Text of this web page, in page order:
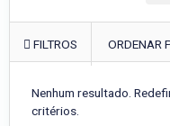
FILTROS ORDENAR
Nenhum resultado.
critérios.